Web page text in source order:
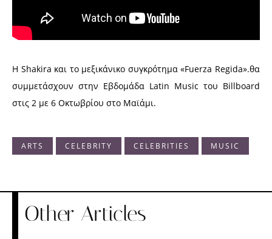
Η Shakira και το μεξικάνικο συγκρότημα «Fuerza Regida».θα
συμμετάσχουν στην Εβδομάδα Latin Music του Billboard
στις 2 με 6 Οκτωβρίου στο Μαϊάμι.
ARTS CELEBRITY CELEBRITIES MUSIC
Other Articles